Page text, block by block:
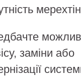
заміни або